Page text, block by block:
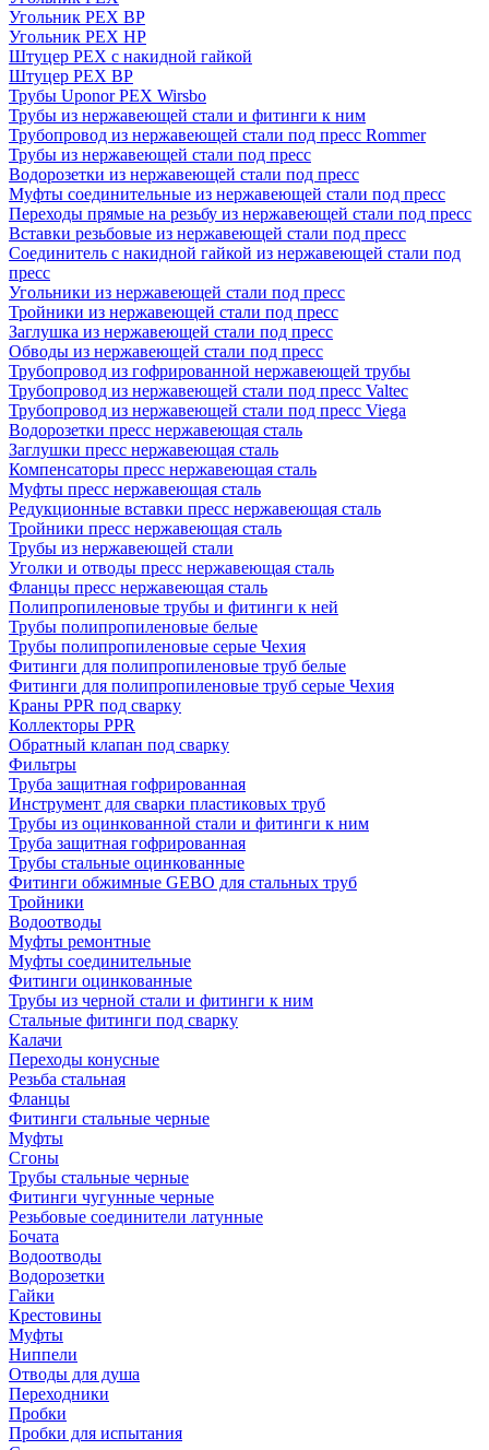
Угольник PEX ВР
Угольник PEX НР
Штуцер PEX c накидной гайкой
Штуцер PEX ВР
Трубы Uponor PEX Wirsbo
Трубы из нержавеющей стали и фитинги к ним
Трубопровод из нержавеющей стали под пресс Rommer
Трубы из нержавеющей стали под пресс
Водорозетки из нержавеющей стали под пресс
Муфты соединительные из нержавеющей стали под пресс
Переходы прямые на резьбу из нержавеющей стали под пресс
Вставки резьбовые из нержавеющей стали под пресс
Соединитель с накидной гайкой из нержавеющей стали под
пресс
Угольники из нержавеющей стали под пресс
Тройники из нержавеющей стали под пресс
Заглушка из нержавеющей стали под пресс
Обводы из нержавеющей стали под пресс
Трубопровод из гофрированной нержавеющей трубы
Трубопровод из нержавеющей стали под пресс Valtec
Трубопровод из нержавеющей стали под пресс Viega
Водорозетки пресс нержавеющая сталь
Заглушки пресс нержавеющая сталь
Компенсаторы пресс нержавеющая сталь
Муфты пресс нержавеющая сталь
Редукционные вставки пресс нержавеющая сталь
Тройники пресс нержавеющая сталь
Трубы из нержавеющей стали
Уголки и отводы пресс нержавеющая сталь
Фланцы пресс нержавеющая сталь
Полипропиленовые трубы и фитинги к ней
Трубы полипропиленовые белые
Трубы полипропиленовые серые Чехия
Фитинги для полипропиленовые труб белые
Фитинги для полипропиленовые труб серые Чехия
Краны PPR под сварку
Коллекторы PPR
Обратный клапан под сварку
Фильтры
Труба защитная гофрированная
Инструмент для сварки пластиковых труб
Трубы из оцинкованной стали и фитинги к ним
Труба защитная гофрированная
Трубы стальные оцинкованные
Фитинги обжимные GEBO для стальных труб
Тройники
Водоотводы
Муфты ремонтные
Муфты соединительные
Фитинги оцинкованные
Трубы из черной стали и фитинги к ним
Стальные фитинги под сварку
Калачи
Переходы конусные
Резьба стальная
Фланцы
Фитинги стальные черные
Муфты
Сгоны
Трубы стальные черные
Фитинги чугунные черные
Резьбовые соединители латунные
Бочата
Водоотводы
Водорозетки
Гайки
Крестовины
Муфты
Ниппели
Отводы для душа
Переходники
Пробки
Пробки для испытания